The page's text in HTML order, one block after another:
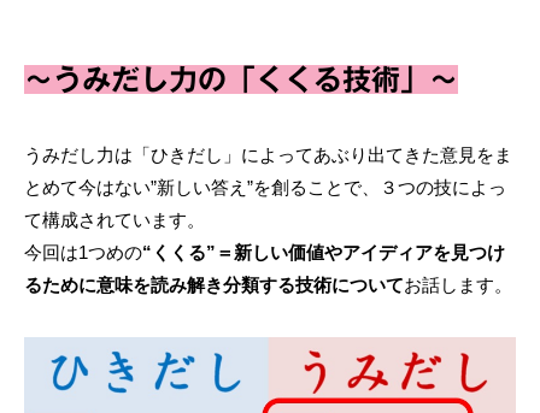
～うみだし力の「くくる技術」～
うみだし力は「ひきだし」によってあぶり出てきた意見をま
とめて今はない”新しい答え”を創ることで、３つの技によっ
て構成されています。
今回は1つめの“くくる”＝新しい価値やアイディアを見つけ
るために意味を読み解き分類する技術についてお話します。